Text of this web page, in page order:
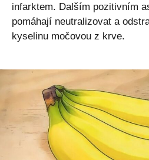
infarktem. Dalším pozitivním
pomáhají neutralizovat a
kyselinu močovou z krve.